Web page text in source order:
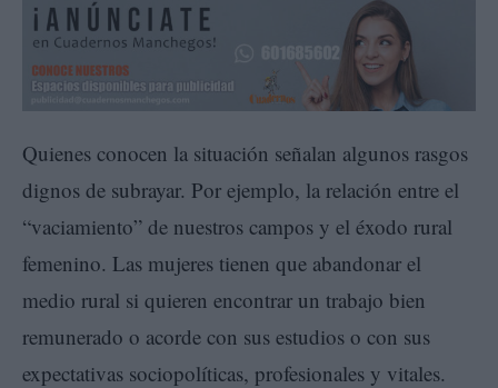
Quienes conocen la situación señalan algunos rasgos
dignos de subrayar. Por ejemplo, la relación entre el
“vaciamiento” de nuestros campos y el éxodo rural
femenino. Las mujeres tienen que abandonar el
medio rural si quieren encontrar un trabajo bien
remunerado o acorde con sus estudios o con sus
expectativas sociopolíticas, profesionales y vitales.